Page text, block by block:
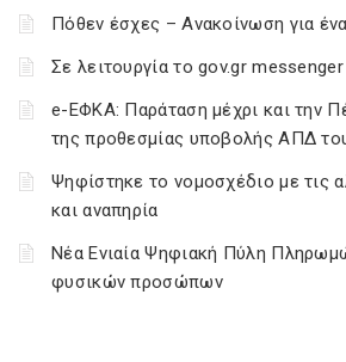
Πόθεν έσχες – Ανακοίνωση για
Σε λειτουργία το gov.gr messenger
e-ΕΦΚΑ: Παράταση μέχρι και την
της προθεσμίας υποβολής ΑΠΔ
Ψηφίστηκε το νομοσχέδιο με τις
και αναπηρία
Νέα Ενιαία Ψηφιακή Πύλη
φυσικών προσώπων